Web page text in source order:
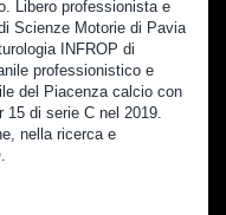
Libero professionista e
Scienze Motorie di Pavia
INFROP di
professionistico e
del Piacenza calcio con
15 di serie C nel 2019.
nella ricerca e